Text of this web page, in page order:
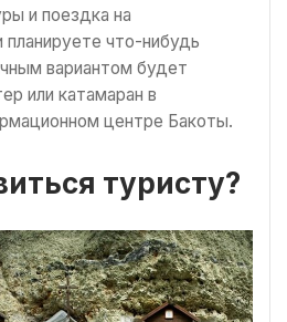
и поездка на
что-нибудь
вариантом будет
или катамаран в
центре Бакоты.
туристу?